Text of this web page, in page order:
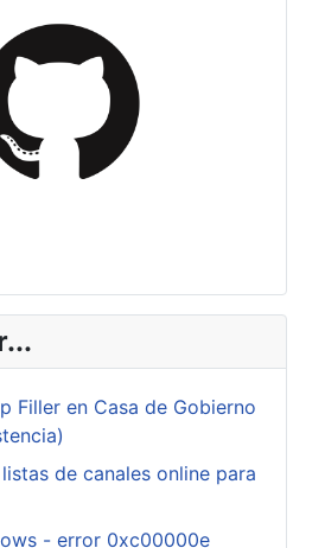
Filler en Casa de Gobierno
de canales online para
- error 0xc00000e